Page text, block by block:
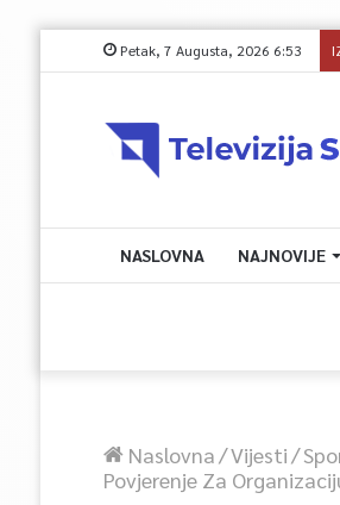
Petak, 7 Augusta, 2026 6:53
NASLOVNA NAJNOVIJE
Naslovna/Vijesti/
Povjerenje Za